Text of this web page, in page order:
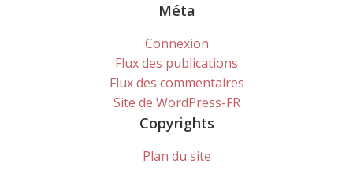
Méta
Connexion
Flux des publications
Flux des commentaires
Site de WordPress-FR
Copyrights
Plan du site